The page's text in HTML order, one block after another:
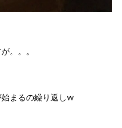
。。。
まるの繰り返しw